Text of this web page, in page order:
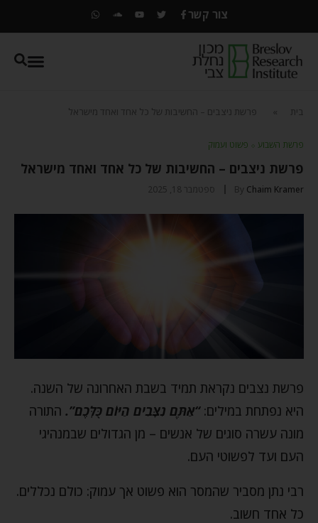
צור קשר
בית פרשת ניצבים – החשיבות של כל אחד ואחד מישראל
פרשת השבוע ⬦ פשוט ועמוק
פרשת ניצבים – החשיבות של כל אחד ואחד מישראל
By Chaim Kramer ספטמבר 18, 2025
פרשת נצבים נקראת תמיד בשבת האחרונה של השנה.
היא נפתחת במילים:“אַתֶּם נִצָּבִים הַיּוֹם כֻּלְּכֶם”. התורה
מונה עשרה סוגים של אנשים – מן הגדולים שבמנהיגי
העם ועד לפשוטי העם.
רבי נתן מסביר שהמסר הוא פשוט אך עמוק: כולם נכללים.
כל אחד חשוב.